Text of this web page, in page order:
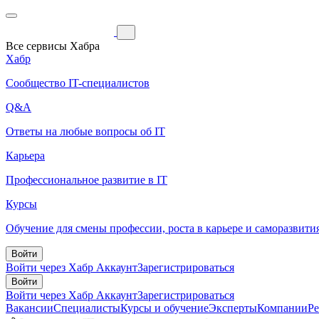
Все сервисы Хабра
Хабр
Сообщество IT-специалистов
Q&A
Ответы на любые вопросы об IT
Карьера
Профессиональное развитие в IT
Курсы
Обучение для смены профессии, роста в карьере и
Войти
Войти через Хабр АккаунтЗарегистрироваться
Войти
Войти через Хабр АккаунтЗарегистрироваться
ВакансииСпециалистыКурсы и обучениеЭкспертыКомпании